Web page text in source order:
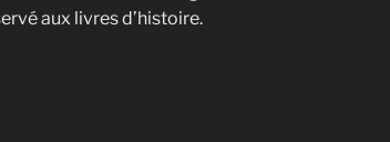
aux livres d’histoire.